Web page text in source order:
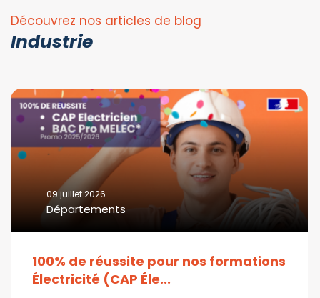
Découvrez nos articles de blog
Industrie
09 juillet 2026
Départements
100% de réussite pour nos formations
Électricité (CAP Éle...